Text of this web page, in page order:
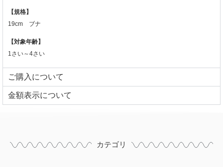
【規格】
19cm ブナ
【対象年齢】
1さい～4さい
ご購入について
⾦額表⽰について
カテゴリ